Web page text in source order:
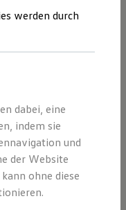
in eigener
Zugriff auf genau das
Orten oder
Lieblingskünstler und
und teilen oder
Aktivität finden. Mit
wie sonst
werden durch
dabei, eine
indem sie
und
der Website
ohne diese